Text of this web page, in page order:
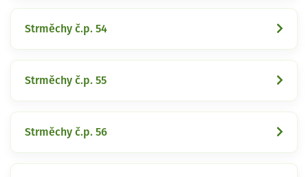
Strměchy č.p. 54
Strměchy č.p. 55
Strměchy č.p. 56